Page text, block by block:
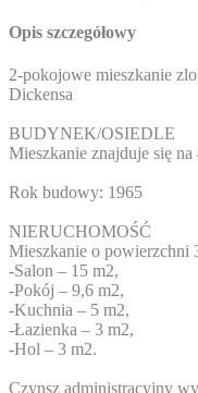
Opis szczegółowy
2-pokojowe mieszkanie
Dickensa
BUDYNEK/OSIEDLE
Mieszkanie znajduje się
Rok budowy: 1965
NIERUCHOMOŚĆ
Mieszkanie o powierzchni
-Salon – 15 m2,
-Pokój – 9,6 m2,
-Kuchnia – 5 m2,
-Łazienka – 3 m2,
-Hol – 3 m2.
Czynsz administracyjny